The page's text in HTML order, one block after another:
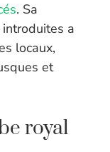
. Sa
a
locaux,
et
royal